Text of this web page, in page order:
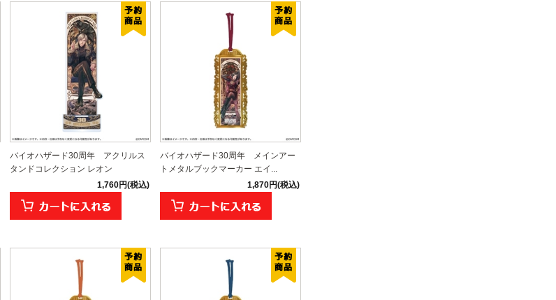
バイオハザード30周年 アクリルス
タンドコレクション レオン
1,760円(税込)
バイオハザード30周年 メインアー
トメタルブックマーカー エイ...
1,870円(税込)